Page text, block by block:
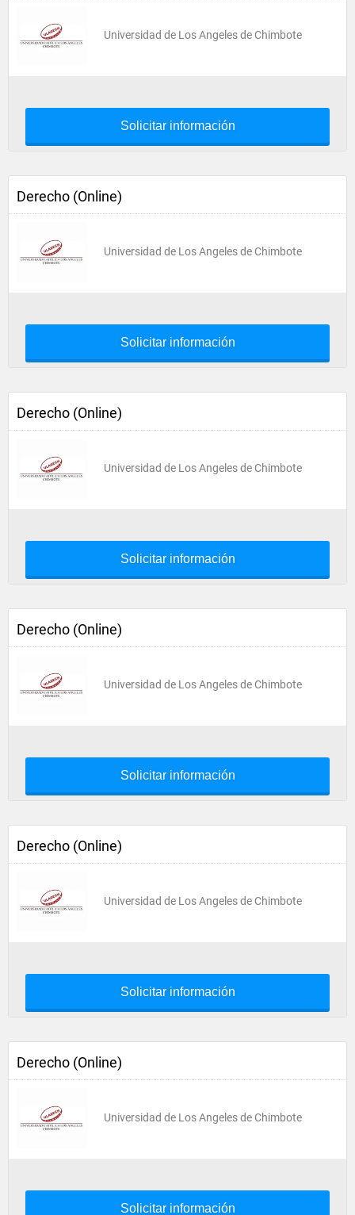
Universidad de Los Angeles de Chimbote
Solicitar información
Derecho (Online)
Universidad de Los Angeles de Chimbote
Solicitar información
Derecho (Online)
Universidad de Los Angeles de Chimbote
Solicitar información
Derecho (Online)
Universidad de Los Angeles de Chimbote
Solicitar información
Derecho (Online)
Universidad de Los Angeles de Chimbote
Solicitar información
Derecho (Online)
Universidad de Los Angeles de Chimbote
Solicitar información